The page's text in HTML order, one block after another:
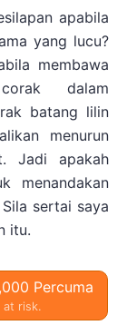
apabila
yang lucu?
membawa
dalam
batang lilin
menurun
Jadi apakah
menandakan
sertai saya
itu.
Percuma
at risk.